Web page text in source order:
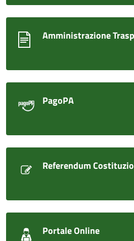
Amministrazione
PagoPA
Referendum
Portale Online